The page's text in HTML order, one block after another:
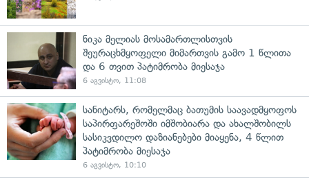
ნიკა მელიას მოსამართლისთვის
შეურაცხმყოფელი მიმართვის გამო 1 წლითა
და 6 თვით პატიმრობა მიესაჯა
6 აგვისტო, 11:08
სანიტარს, რომელმაც ბათუმის საავადმყოფოს
საპირფარეშოში იმშობიარა და ახალშობილს
სასიკვდილო დაზიანებები მიაყენა, 4 წლით
პატიმრობა მიესაჯა
6 აგვისტო, 10:10